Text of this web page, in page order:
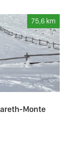
75,6 km
Monte